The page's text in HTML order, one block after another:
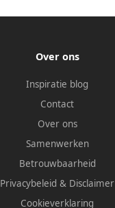
Over ons
Inspiratie blog
Contact
Over ons
Samenwerken
Betrouwbaarheid
Privacybeleid & Disclaimer
Cookieverklaring